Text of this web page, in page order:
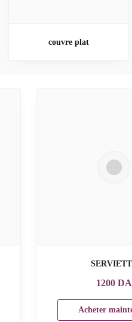
couvre plat
1200 DA
Acheter